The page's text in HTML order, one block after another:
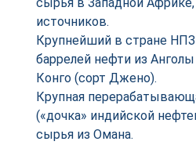
источников.
Крупнейший в стране НПЗ
баррелей нефти из
Конго (сорт Джено).
Крупная
(«дочка» индийской
сырья из Омана.